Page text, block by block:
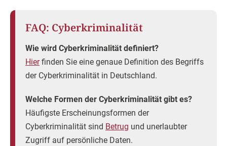
FAQ: Cyberkriminalität
Wie wird Cyberkriminalität definiert?
Hierfinden Sie eine genaue Definition des Begriffs
der Cyberkriminalität in Deutschland.
Welche Formen der Cyberkriminalität gibt es?
Häufigste Erscheinungsformen der
Cyberkriminalität sind Betrug und unerlaubter
Zugriff auf persönliche Daten.